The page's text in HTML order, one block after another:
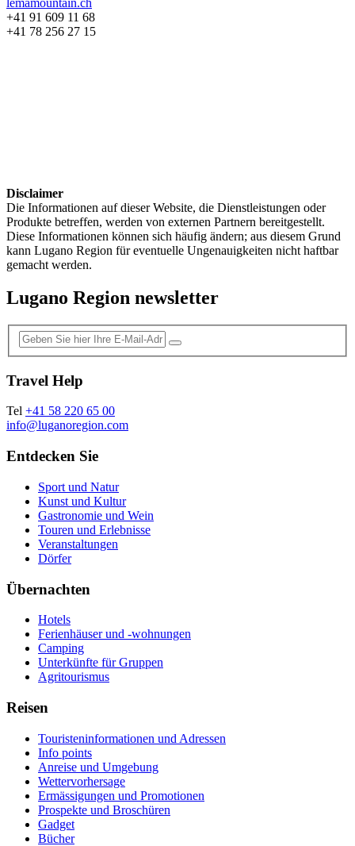
+41 91 609 11 68
+41 78 256 27 15
Disclaimer
Die Informationen auf dieser Website, die Dienstleistungen oder
Produkte betreffen, werden von externen Partnern bereitgestellt.
Diese Informationen können sich häufig ändern; aus diesem Grund
kann Lugano Region für eventuelle Ungenauigkeiten nicht haftbar
gemacht werden.
Lugano Region newsletter
Travel Help
Tel +41 58 220 65 00
info@luganoregion.com
Entdecken Sie
Sport und Natur
Kunst und Kultur
Gastronomie und Wein
Touren und Erlebnisse
Veranstaltungen
Dörfer
Übernachten
Hotels
Ferienhäuser und -wohnungen
Camping
Unterkünfte für Gruppen
Agritourismus
Reisen
Touristeninformationen und Adressen
Info points
Anreise und Umgebung
Wettervorhersage
Ermässigungen und Promotionen
Prospekte und Broschüren
Gadget
Bücher